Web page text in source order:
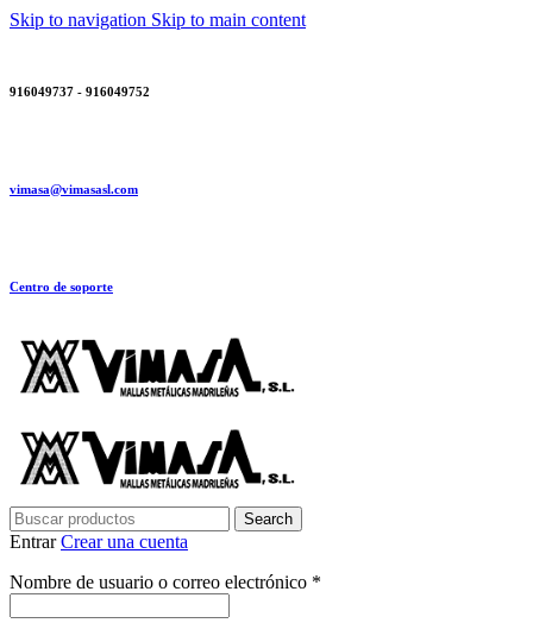
Skip to navigation Skip to main content
916049737 - 916049752
vimasa@vimasasl.com
Centro de soporte
Search
EntrarCrear una cuenta
Nombre de usuario o correo electrónico *